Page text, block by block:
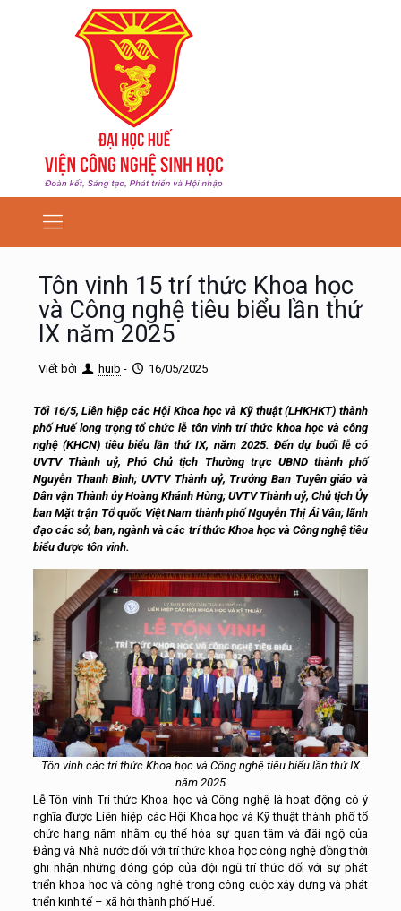
Tôn vinh 15 trí thức Khoa học
và Công nghệ tiêu biểu lần thứ
IX năm 2025
Viết bởi huib - 16/05/2025
Tối 16/5, Liên hiệp các Hội Khoa học và Kỹ thuật (LHKHKT) thành
phố Huế long trọng tổ chức lễ tôn vinh trí thức khoa học và công
nghệ (KHCN) tiêu biểu lần thứ IX, năm 2025. Đến dự buổi lễ có
UVTV Thành uỷ, Phó Chủ tịch Thường trực UBND thành phố
Nguyễn Thanh Bình; UVTV Thành uỷ, Trưởng Ban Tuyên giáo và
Dân vận Thành ủy Hoàng Khánh Hùng; UVTV Thành uỷ, Chủ tịch Ủy
ban Mặt trận Tổ quốc Việt Nam thành phố Nguyễn Thị Ái Vân; lãnh
đạo các sở, ban, ngành và các trí thức Khoa học và Công nghệ tiêu
biểu được tôn vinh.
Tôn vinh các trí thức Khoa học và Công nghệ tiêu biểu lần thứ IX
năm 2025
Lễ Tôn vinh Trí thức Khoa học và Công nghệ là hoạt động có ý
nghĩa được Liên hiệp các Hội Khoa học và Kỹ thuật thành phố tổ
chức hàng năm nhằm cụ thể hóa sự quan tâm và đãi ngộ của
Đảng và Nhà nước đối với trí thức khoa học công nghệ đồng thời
ghi nhận những đóng góp của đội ngũ trí thức đối với sự phát
triển khoa học và công nghệ trong công cuộc xây dựng và phát
triển kinh tế – xã hội thành phố Huế.